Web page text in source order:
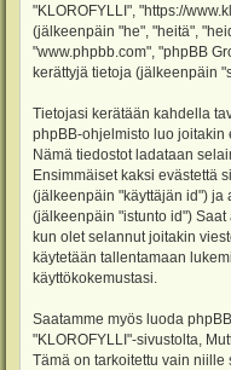
"KLOROFYLLI", "https://
(jälkeenpäin "he", "heitä",
"www.phpbb.com", "phpBB
kerättyjä tietoja (jälkeenpäin
Tietojasi kerätään kahdella
phpBB-ohjelmisto luo joitakin
Nämä tiedostot ladataan
Ensimmäiset kaksi evästettä
(jälkeenpäin "käyttäjän id") ja
(jälkeenpäin "istunto id") Saat
kun olet selannut joitakin
käytetään tallentamaan
käyttökokemustasi.
Saatamme myös luoda
"KLOROFYLLI"-sivustolta,
Tämä on tarkoitettu vain